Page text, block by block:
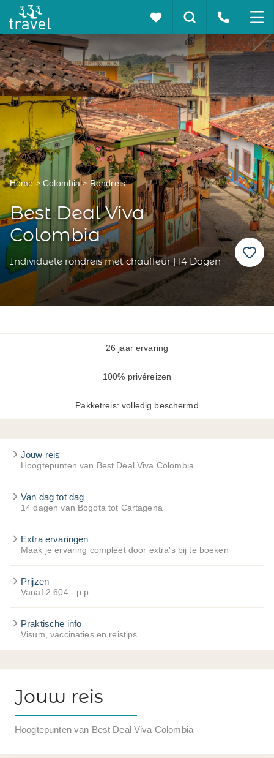
Home Colombia Rondreis
Best Deal Viva
Colombia
Individuele rondreis met chauffeur | 14 Dagen
26 jaar ervaring
100% privéreizen
Pakketreis: volledig beschermd
Jouw reis
Hoogtepunten van Best Deal Viva Colombia
Van dag tot dag
14 dagen van Bogota tot Cartagena
Extra ervaringen
Maak je ervaring compleet door extra's bij te boeken
Prijzen
Vanaf 2.604,- p.p.
Praktische info
Visum, vaccinaties en reistips
Jouw reis
Hoogtepunten van Best Deal Viva Colombia